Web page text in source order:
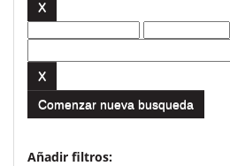
Comenzar nueva busqueda
Añadir filtros: